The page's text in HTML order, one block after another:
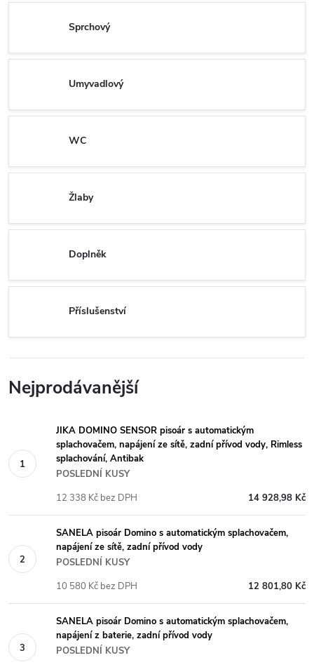
Sprchový
Umyvadlový
WC
Žlaby
Doplněk
Příslušenství
Nejprodávanější
JIKA DOMINO SENSOR pisoár s automatickým
splachovačem, napájení ze sítě, zadní přívod vody, Rimless
splachování, Antibak
POSLEDNÍ KUSY
14 928,98 Kč
12 338 Kč bez DPH
SANELA pisoár Domino s automatickým splachovačem,
napájení ze sítě, zadní přívod vody
POSLEDNÍ KUSY
12 801,80 Kč
10 580 Kč bez DPH
SANELA pisoár Domino s automatickým splachovačem,
napájení z baterie, zadní přívod vody
POSLEDNÍ KUSY